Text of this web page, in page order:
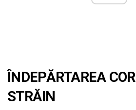
ÎNDEPĂRTAREA
STRĂIN